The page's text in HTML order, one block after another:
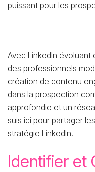
puissant pour les
Avec LinkedIn
des professionnels
création de contenu
dans la prospection
approfondie et un
suis ici pour partager
stratégie LinkedIn.
Identifier et